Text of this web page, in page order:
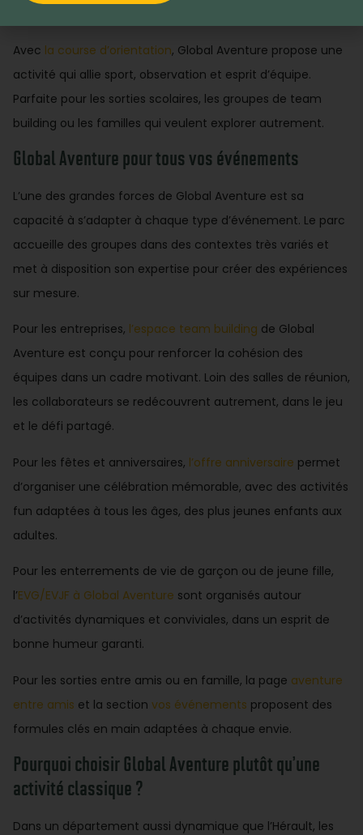
découverte du terrain
Avec la course d’orientation, Global Aventure propose une
activité qui allie sport, observation et esprit d’équipe.
Parfaite pour les sorties scolaires, les groupes de team
building ou les familles qui veulent explorer autrement.
Global Aventure pour tous vos événements
L’une des grandes forces de Global Aventure est sa
capacité à s’adapter à chaque type d’événement. Le parc
accueille des groupes dans des contextes très variés et
met à disposition son expertise pour créer des expériences
sur mesure.
Pour les entreprises, l’espace team building de Global
Aventure est conçu pour renforcer la cohésion des
équipes dans un cadre motivant. Loin des salles de réunion,
les collaborateurs se redécouvrent autrement, dans le jeu
et le défi partagé.
Pour les fêtes et anniversaires, l’offre anniversaire permet
d’organiser une célébration mémorable, avec des activités
fun adaptées à tous les âges, des plus jeunes enfants aux
adultes.
Pour les enterrements de vie de garçon ou de jeune fille,
l’EVG/EVJF à Global Aventure sont organisés autour
d’activités dynamiques et conviviales, dans un esprit de
bonne humeur garanti.
Pour les sorties entre amis ou en famille, la page aventure
entre amis et la section vos événements proposent des
formules clés en main adaptées à chaque envie.
Pourquoi choisir Global Aventure plutôt qu’une
activité classique ?
Dans un département aussi dynamique que l’Hérault, les